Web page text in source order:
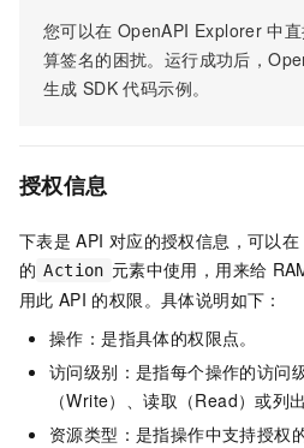
您可以在 OpenAPI Explorer 中
算签名的困扰。运行成功后，
生成 SDK 代码示例。
授权信息
下表是 API 对应的授权信息，可以在
的 Action 元素中使用，用来给
用此 API 的权限。具体说明如下：
操作：是指具体的权限点。
访问级别：是指每个操作的访问
（Write）、读取（Read）或列
资源类型：是指操作中支持授权